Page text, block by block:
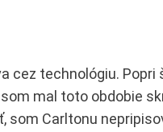
cez technológiu.
mal toto obdobie
Carltonu